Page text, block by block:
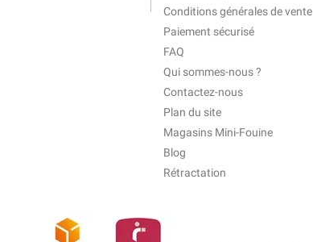
Conditions générales de vente
Paiement sécurisé
FAQ
Qui sommes-nous ?
Contactez-nous
Plan du site
Magasins Mini-Fouine
Blog
Rétractation